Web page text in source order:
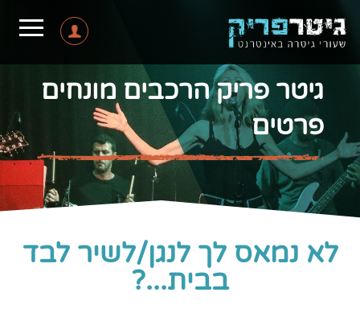
גיטר פריק הרכבים מונחים
פרטים
לא נמאס לך לנגן/לשיר לבד
בבית...?